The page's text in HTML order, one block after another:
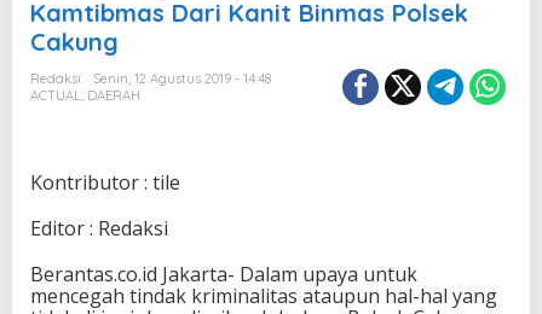
Kamtibmas Dari Kanit Binmas Polsek
Cakung
Redaksi
Senin, 12 Agustus 2019 - 14:48
ACTUAL, DAERAH
Kontributor : tile
Editor : Redaksi
Berantas.co.id Jakarta- Dalam upaya untuk
mencegah tindak kriminalitas ataupun hal-hal yang